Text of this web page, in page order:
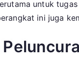
untuk
ini juga